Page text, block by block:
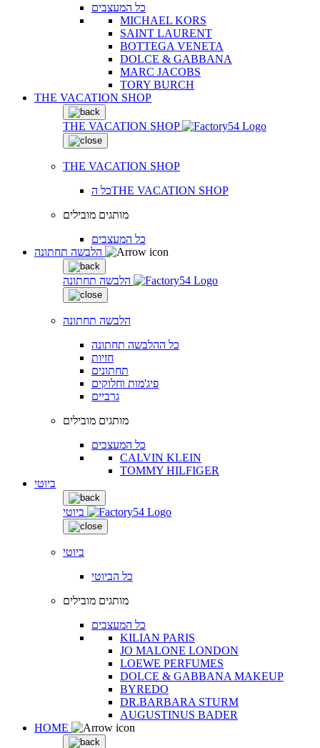
כל המעצבים
MICHAEL KORS
SAINT LAURENT
BOTTEGA VENETA
DOLCE & GABBANA
MARC JACOBS
TORY BURCH
THE VACATION SHOP
THE VACATION SHOP
THE VACATION SHOP
כל הTHE VACATION SHOP
מותגים מובילים
כל המעצבים
הלבשה תחתונה
הלבשה תחתונה
כל ההלבשה תחתונה
חזיות
תחתונים
פיג'מות וחלוקים
גרביים
מותגים מובילים
כל המעצבים
CALVIN KLEIN
TOMMY HILFIGER
ביוטי
ביוטי
ביוטי
כל הביוטי
מותגים מובילים
כל המעצבים
KILIAN PARIS
JO MALONE LONDON
LOEWE PERFUMES
DOLCE & GABBANA MAKEUP
BYREDO
DR.BARBARA STURM
AUGUSTINUS BADER
HOME